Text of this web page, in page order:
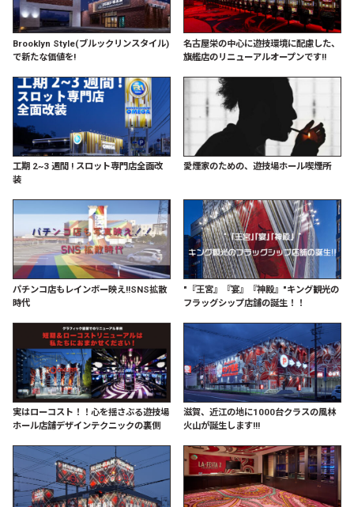
Brooklyn Style(ブルックリンスタイル)
で新たな価値を!
名古屋栄の中心に遊技環境に配慮した、
旗艦店のリニューアルオープンです!!
工期 2~3 週間 ! スロット専門店全面改
装
愛煙家のための、遊技場ホール喫煙所
パチンコ店もレインボー映え!!SNS拡散
時代
"『王宮』『宴』『神殿』"キング観光の
フラッグシップ店舗の誕生！！
実はローコスト！！心を揺さぶる遊技場
ホール店舗デザインテクニックの裏側
滋賀、近江の地に1000台クラスの風林
火山が誕生します!!!